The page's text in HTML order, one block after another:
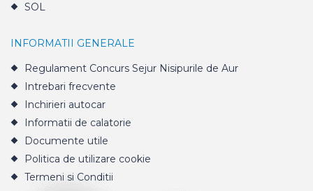
SOL
INFORMATII GENERALE
Regulament Concurs Sejur Nisipurile de Aur
Intrebari frecvente
Inchirieri autocar
Informatii de calatorie
Documente utile
Politica de utilizare cookie
Termeni si Conditii